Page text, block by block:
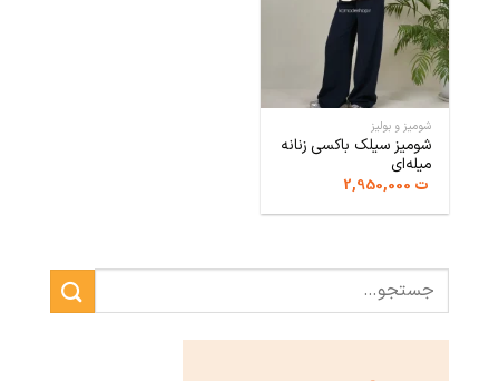
شومیز و بولیز
شومیز سیلک باکسی زنانه
میله‌ای
ت2,950,000